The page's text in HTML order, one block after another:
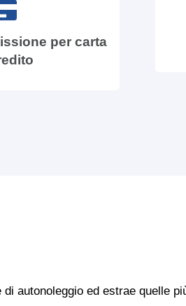
per carta
autonoleggio ed estrae quelle